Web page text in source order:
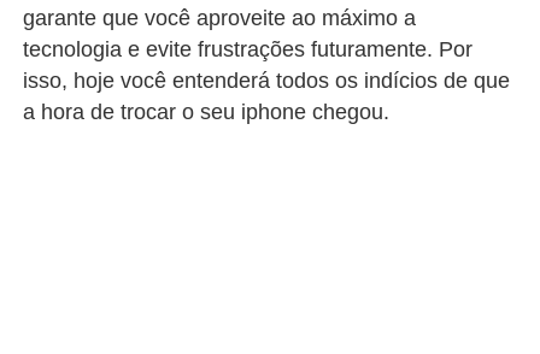
garante que você aproveite ao máximo a
tecnologia e evite frustrações futuramente. Por
isso, hoje você entenderá todos os indícios de que
a hora de trocar o seu iphone chegou.